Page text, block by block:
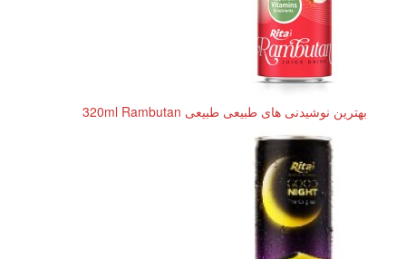
بهترین نوشیدنی های طبیعی طبیعی 320ml Rambutan